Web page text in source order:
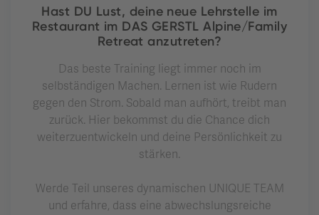
Hast DU Lust, deine neue Lehrstelle im
Restaurant im DAS GERSTL Alpine/Family
Retreat anzutreten?
Das beste Training liegt immer noch im
selbständigen Machen. Lernen ist wie Rudern
gegen den Strom. Sobald man aufhört, treibt man
zurück. Hier bekommst du die Chance dich
weiterzuentwickeln und deine Persönlichkeit zu
stärken.
Werde Teil unseres dynamischen UNIQUE TEAM
und erfahre, dass eine abwechslungsreiche